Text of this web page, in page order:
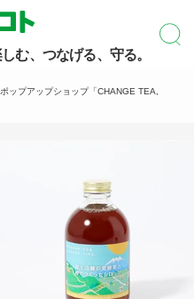
む、つなげる、守る。
ップアップショップ「CHANGE TEA,